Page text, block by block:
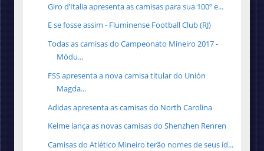
Giro d’Italia apresenta as camisas para sua 100º e...
E se fosse assim - Fluminense Football Club (RJ)
Todas as camisas do Campeonato Mineiro 2017 -
Módu...
FSS apresenta a nova camisa titular do Unión
Magda...
Adidas apresenta as camisas do North Carolina
Kelme lança as novas camisas do Shenzhen Renren
Camisas do Atlético Mineiro terão nomes de seus íd...